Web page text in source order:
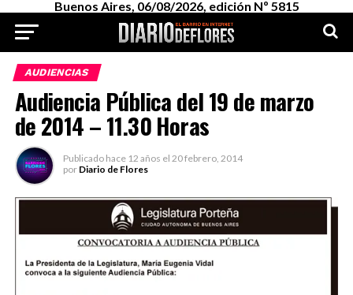
Buenos Aires, 06/08/2026, edición Nº 5815
AUDIENCIAS
Audiencia Pública del 19 de marzo
de 2014 – 11.30 Horas
Publicado hace 12 años el 20 febrero, 2014
por Diario de Flores